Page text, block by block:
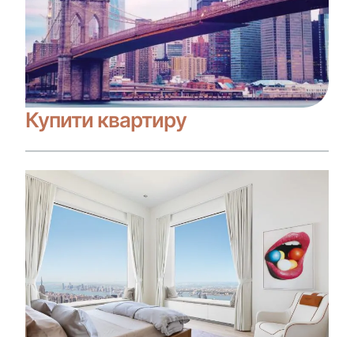
Купити квартиру